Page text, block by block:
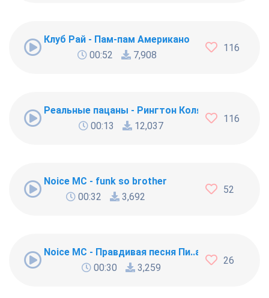
Клуб Рай - Пам-пам Американо
00:52
7,908
116
Реальные пацаны - Рингтон Коляна
00:13
12,037
116
Noice MC - funk so brother
00:32
3,692
52
Noice MC - Правдивая песня Пи..абола
00:30
3,259
26